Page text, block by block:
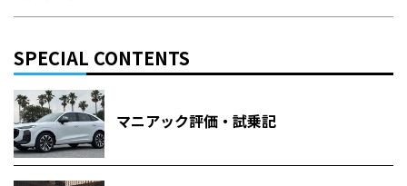
SPECIAL CONTENTS
マニアック評価・試乗記